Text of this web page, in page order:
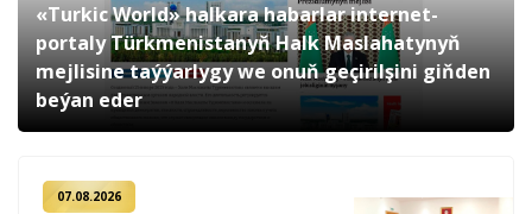
«Turkic World» halkara habarlar internet-
portaly Türkmenistanyň Halk Maslahatynyň
mejlisine taýýarlygy we onuň geçirilşini giňden
beýan eder
07.08.2026